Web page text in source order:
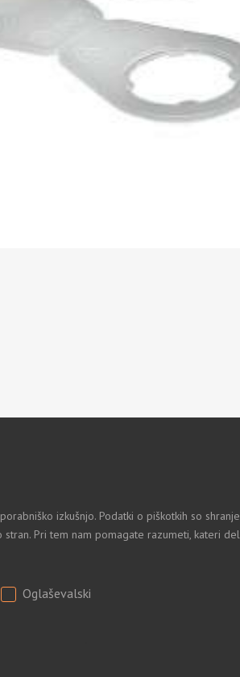
izkušnjo. Podatki o piškotkih so
Pri tem nam pomagate razumeti, kateri
Oglaševalski